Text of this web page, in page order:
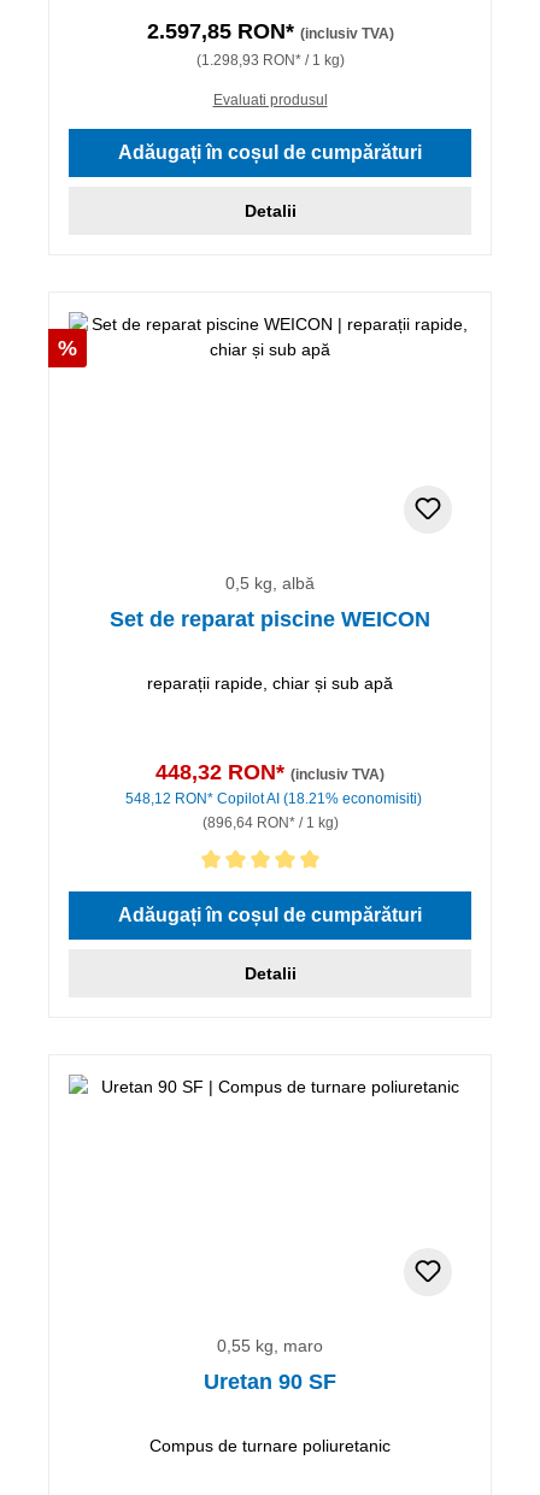
2.597,85 RON* (inclusiv TVA)
(1.298,93 RON* / 1 kg)
Evaluati produsul
Adăugați în coșul de cumpărături
Detalii
Reducere
%
0,5 kg, albă
Set de reparat piscine WEICON
reparații rapide, chiar și sub apă
448,32 RON* (inclusiv TVA)
548,12 RON*Copilot AI (18.21% economisiti)
(896,64 RON* / 1 kg)
Evaluarea medie de 5 din 5 stele
Adăugați în coșul de cumpărături
Detalii
0,55 kg, maro
Uretan 90 SF
Compus de turnare poliuretanic